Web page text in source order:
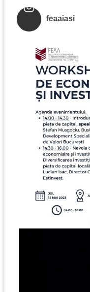
feaaiasi